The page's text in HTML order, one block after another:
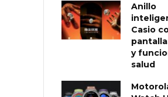
Anillo
Casio
y
salud